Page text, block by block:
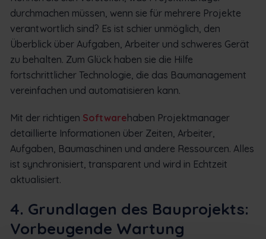
durchmachen müssen, wenn sie für mehrere Projekte
verantwortlich sind? Es ist schier unmöglich, den
Überblick über Aufgaben, Arbeiter und schweres Gerät
zu behalten. Zum Glück haben sie die Hilfe
fortschrittlicher Technologie, die das Baumanagement
vereinfachen und automatisieren kann.
Mit der richtigen Softwarehaben Projektmanager
detaillierte Informationen über Zeiten, Arbeiter,
Aufgaben, Baumaschinen und andere Ressourcen. Alles
ist synchronisiert, transparent und wird in Echtzeit
aktualisiert.
4. Grundlagen des Bauprojekts:
Vorbeugende Wartung